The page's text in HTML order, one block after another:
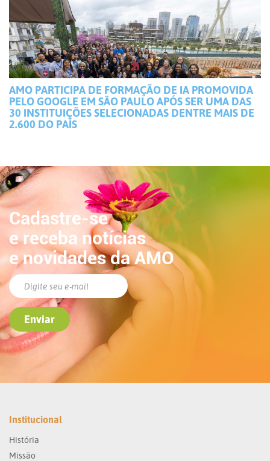
AMO PARTICIPA DE FORMAÇÃO DE IA PROMOVIDA
PELO GOOGLE EM SÃO PAULO APÓS SER UMA DAS
30 INSTITUIÇÕES SELECIONADAS DENTRE MAIS DE
2.600 DO PAÍS
Cadastre-se
e receba notícias
e novidades da AMO
Institucional
História
Missão